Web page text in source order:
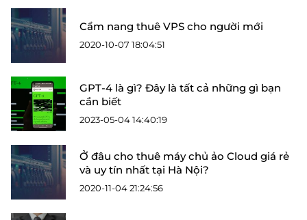
Cẩm nang thuê VPS cho người mới
2020-10-07 18:04:51
GPT-4 là gì? Đây là tất cả những gì bạn
cần biết
2023-05-04 14:40:19
Ở đâu cho thuê máy chủ ảo Cloud giá rẻ
và uy tín nhất tại Hà Nội?
2020-11-04 21:24:56